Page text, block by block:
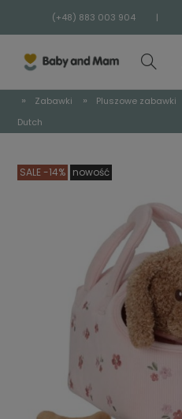
(+48) 883 003 904 |
» Zabawki » Pluszowe zabawki
Dutch
SALE -14% nowość